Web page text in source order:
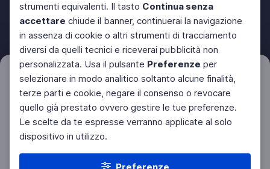
strumenti equivalenti. Il tasto Continua senza
accettare chiude il banner, continuerai la navigazione
in assenza di cookie o altri strumenti di tracciamento
diversi da quelli tecnici e riceverai pubblicità non
personalizzata. Usa il pulsante Preferenze per
selezionare in modo analitico soltanto alcune finalità,
terze parti e cookie, negare il consenso o revocare
quello già prestato ovvero gestire le tue preferenze.
Le scelte da te espresse verranno applicate al solo
dispositivo in utilizzo.
Preferenze
Filtri Azzera